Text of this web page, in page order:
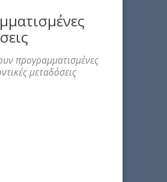
προγραμματισμένες
μεταδόσεις